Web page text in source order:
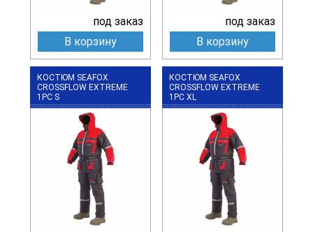
под заказ
В корзину
под заказ
В корзину
КОСТЮМ SEAFOX
CROSSFLOW EXTREME
1PC S
КОСТЮМ SEAFOX
CROSSFLOW EXTREME
1PC XL